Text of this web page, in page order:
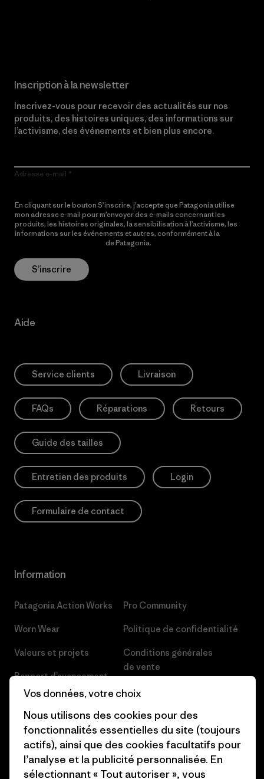
Inscription à la newsletter
Inscrivez-vous pour recevoir des actualités sur nos
produits, des histoires uniques, des informations sur
l’activisme, des événements et bien plus encore.
Adresse e-mail
En cliquant sur le bouton S’inscrire, j’accepte que Patagonia utilise
mon adresse e-mail pour m’envoyer des e-mails concernant les
produits, les histoires originales, la sensibilisation à l’activisme, les
informations sur les événements et autres, conformément à la
de Patagonia.
S’inscrire
Aide
Service clients Livraison
FAQs Réparations Retours
Guide des tailles
Entretien des produits Login
Formulaire de contact
Information
Patagonia Action Works
Worn Wear
Valeurs et projets
Rapport d’avancement
Business Unusual
Objectifs climatiques
1% For The Planet
Comment nous finançons
Pro Community
Politique de confidentialité
Conditions générales
de vente
Préférences de cookie
Carrières
Industry program
Vos données, votre choix
Nous utilisons des cookies pour des
fonctionnalités essentielles du site (toujours
actifs), ainsi que des cookies facultatifs pour
l’analyse et la publicité personnalisée. En
sélectionnant « Tout autoriser », vous